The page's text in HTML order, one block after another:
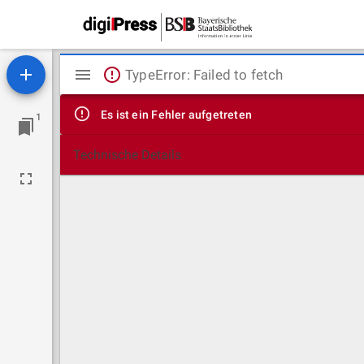
1
Mirador
Viewer
TypeError: Failed to fetch
Es ist ein Fehler aufgetreten
Technische Details